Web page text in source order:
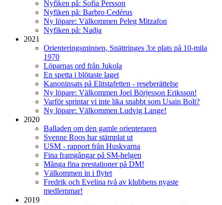
Nyfiken på: Sofia Persson
Nyfiken på: Barbro Cedérus
Ny löpare: Välkommen Peleg Mitzafon
Nyfiken på: Nadja
2021
Orienteringsminnen, Snättringes 3:e plats på 10-mila
1970
Löparnas ord från Jukola
En spetta i blötaste laget
Kanoninsats på Elitstafetten - reseberättelse
Ny löpare: Välkommen Joel Börjesson Eriksson!
Varför sprintar vi inte lika snabbt som Usain Bolt?
Ny löpare: Välkommen Ludvig Lange!
2020
Balladen om den gamle orienteraren
Svenne Roos har stämplat ut
USM - rapport från Huskvarna
Fina framgångar på SM-helgen
Många fina prestationer på DM!
Välkommen in i flytet
Fredrik och Evelina två av klubbens nyaste
medlemmar!
2019